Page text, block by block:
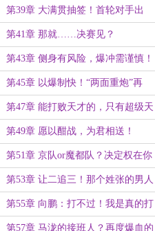
GOAT！
第39章 大满贯抽签！首轮对手出
炉！
第41章 那就……决赛见？
第43章 侧身有风险，爆冲需谨慎！
第45章 以爆制快！“两面重炮”再
现！
第47章 能打败天才的，只有超级天
才！（5K）
第49章 愿以酣战，为君相送！
（5K）
第51章 京队or魔都队？决定权在你
手上！
第53章 让二追三！那个姓张的男人
回来了？（5K）
第55章 向鹏：打不过！我是真的打
不过啊啊啊！
第57章 马泷的接班人？再度爆血的